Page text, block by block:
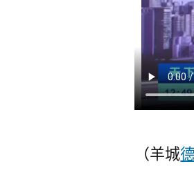
（羊城